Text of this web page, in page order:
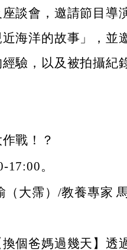
談會，邀請節目導
海洋的故事」，並
驗，以及被拍攝紀
戰！？
。
（大霈）/教養專家
個爸媽過幾天】透